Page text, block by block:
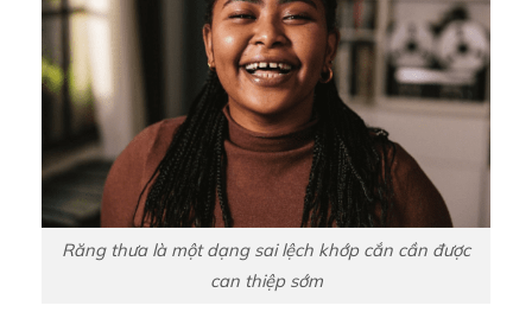
Răng thưa là một dạng sai lệch khớp cắn cần được
can thiệp sớm